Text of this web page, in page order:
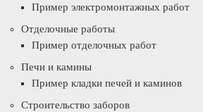
Пример электромонтажных работ
Отделочные работы
Пример отделочных работ
Печи и камины
Пример кладки печей и каминов
Строительство заборов